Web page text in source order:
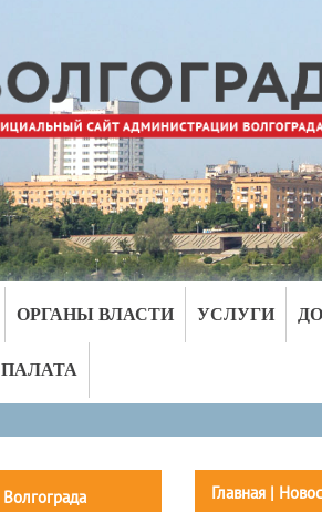
ОРГАНЫ ВЛАСТИ УСЛУГИ
Главная|